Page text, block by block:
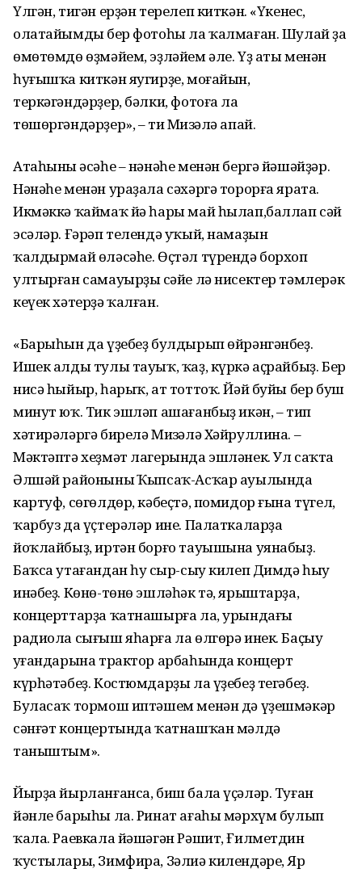
Үлгән, тигән ерҙән терелеп киткән. «Үкенес,
олатайымдың бер фотоһы ла ҡалмаған. Шулай ҙа
өмөтөмдө өҙмәйем, эҙләйем әле. Үҙ аты менән
һуғышҡа киткән яугирҙе, моғайын,
теркәгәндәрҙер, бәлки, фотоға ла
төшөргәндәрҙер», – ти Миңзәлә апай.
Атаһының әсәһе – нәнәһе менән бергә йәшәйҙәр.
Нәнәһе менән ураҙала сәхәргә торорға ярата.
Икмәккә ҡаймаҡ йә һары май һылап,баллап сәй
эсәләр. Ғәрәп телендә уҡый, намаҙын
ҡалдырмай өләсәһе. Өҫтәл түрендә борхоп
ултырған самауырҙың сәйе лә нисектер тәмлерәк
кеүек хәтерҙә ҡалған.
«Барыһын да үҙебеҙ булдырып өйрәнгәнбеҙ.
Ишек алды тулы тауыҡ, ҡаҙ, күркә аҫрайбыҙ. Бер
нисә һыйыр, һарыҡ, ат тоттоҡ. Йәй буйы бер буш
минут юҡ. Тик эшләп ашағанбыҙ икән, – тип
хәтирәләргә бирелә Миңзәлә Хәйруллина. –
Мәктәптә хеҙмәт лагерында эшләнек. Ул саҡта
Әлшәй районының Ҡыпсаҡ-Асҡар ауылында
картуф, сөгөлдөр, кәбеҫтә, помидор ғына түгел,
ҡарбуз да үҫтерәләр ине. Палаткаларҙа
йоҡлайбыҙ, иртән борғо тауышына уянабыҙ.
Баҡса утағандан һуң сыр-сыу килеп Димдә һыу
инәбеҙ. Көнө-төнө эшләһәк тә, ярыштарҙа,
концерттарҙа ҡатнашырға ла, урындағы
радиола сығыш яһарға ла өлгөрә инек. Баҫыу
уңғандарына трактор арбаһында концерт
күрһәтәбеҙ. Костюмдарҙы ла үҙебеҙ тегәбеҙ.
Буласаҡ тормош иптәшем менән дә үҙешмәкәр
сәнғәт концертында ҡатнашҡан мәлдә
таныштым».
Йырҙа йырланғанса, биш бала үҫәләр. Туған
йәнле барыһы ла. Ринат ағаһы мәрхүм булып
ҡала. Раевкала йәшәгән Рәшит, Ғилметдин
ҡустылары, Зимфира, Зәлиә килендәре, Яр